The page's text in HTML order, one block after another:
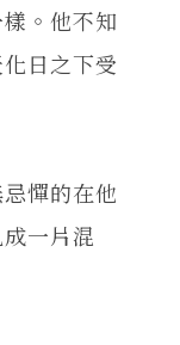
。他不知
日之下受
憚的在他
一片混